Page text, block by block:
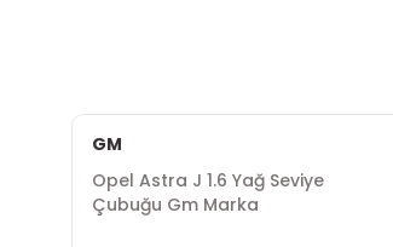
GM
Opel Astra J 1.6 Yağ Seviye
Çubuğu Gm Marka